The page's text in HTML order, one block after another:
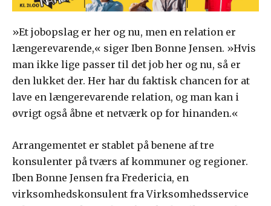
»Et jobopslag er her og nu, men en relation er
længerevarende,« siger Iben Bonne Jensen. »Hvis
man ikke lige passer til det job her og nu, så er
den lukket der. Her har du faktisk chancen for at
lave en længerevarende relation, og man kan i
øvrigt også åbne et netværk op for hinanden.«
Arrangementet er stablet på benene af tre
konsulenter på tværs af kommuner og regioner.
Iben Bonne Jensen fra Fredericia, en
virksomhedskonsulent fra Virksomhedsservice